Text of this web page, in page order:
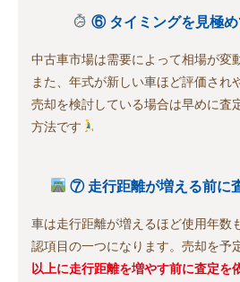
⑥ タイミングを見極め
中古車市場は需要によって相場が変
また、年式が新しい車ほど評価され
売却を検討している場合は早めに査
方法です
⑦ 走行距離が増える前に
車は走行距離が増えるほど使用年数
認項目の一つになります。売却を予
以上に走行距離を増やす前に査定を